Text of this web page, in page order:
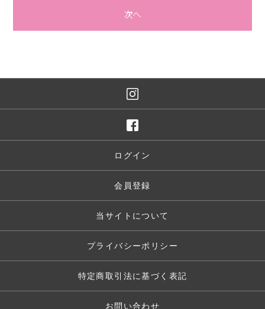
次へ
ログイン
会員登録
当サイトについて
プライバシーポリシー
特定商取引法に基づく表記
お問い合わせ